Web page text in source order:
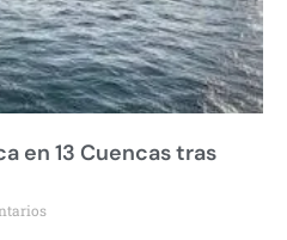
en 13 Cuencas tras